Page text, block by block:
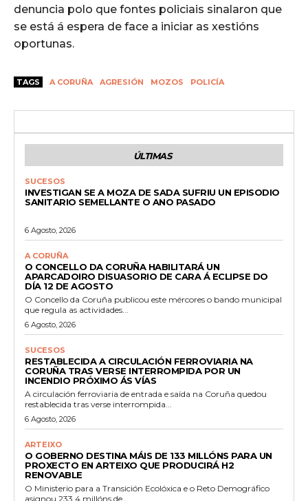
denuncia polo que fontes policiais sinalaron que
se está á espera de face a iniciar as xestións
oportunas.
TAGS A CORUÑA AGRESIÓN MOZOS POLICÍA
ÚLTIMAS
SUCESOS
INVESTIGAN SE A MOZA DE SADA SUFRIU UN EPISODIO
SANITARIO SEMELLANTE O ANO PASADO
6 Agosto, 2026
A CORUÑA
O CONCELLO DA CORUÑA HABILITARÁ UN
APARCADOIRO DISUASORIO DE CARA Á ECLIPSE DO
DÍA 12 DE AGOSTO
O Concello da Coruña publicou este mércores o bando municipal
que regula as actividades...
6 Agosto, 2026
SUCESOS
RESTABLECIDA A CIRCULACIÓN FERROVIARIA NA
CORUÑA TRAS VERSE INTERROMPIDA POR UN
INCENDIO PRÓXIMO ÁS VÍAS
A circulación ferroviaria de entrada e saída na Coruña quedou
restablecida tras verse interrompida...
6 Agosto, 2026
ARTEIXO
O GOBERNO DESTINA MÁIS DE 133 MILLÓNS PARA UN
PROXECTO EN ARTEIXO QUE PRODUCIRÁ H2
RENOVABLE
O Ministerio para a Transición Ecolóxica e o Reto Demográfico
asignou 233,4 millóns de...